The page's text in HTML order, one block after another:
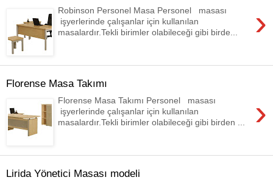
›
Robinson Personel Masa Personel masası
işyerlerinde çalışanlar için kullanılan
masalardır.Tekli birimler olabileceği gibi birde...
Florense Masa Takımı
›
Florense Masa Takımı Personel masası
işyerlerinde çalışanlar için kullanılan
masalardır.Tekli birimler olabileceği gibi birden ...
Lirida Yönetici Masası modeli